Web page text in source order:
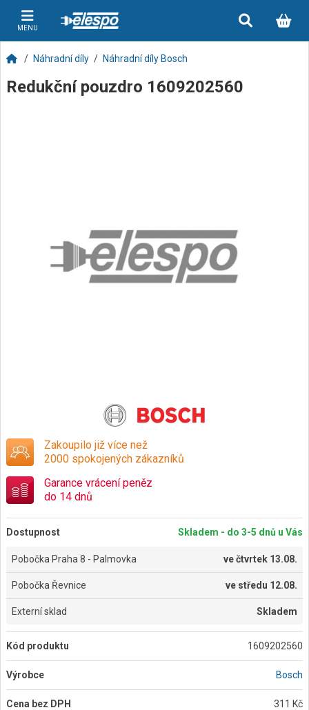
MENU
Náhradní díly Náhradní díly Bosch
Redukční pouzdro 1609202560
Zakoupilo již více než
2000 spokojených zákazníků
Garance vrácení peněz
do 14 dnů
Dostupnost Skladem - do 3-5 dnů u Vás
Pobočka Praha 8 - Palmovka večtvrtek 13.08.
Pobočka Řevnice ve středu 12.08.
Externí sklad Skladem
Kód produktu 1609202560
Výrobce Bosch
Cena bez DPH 311 Kč